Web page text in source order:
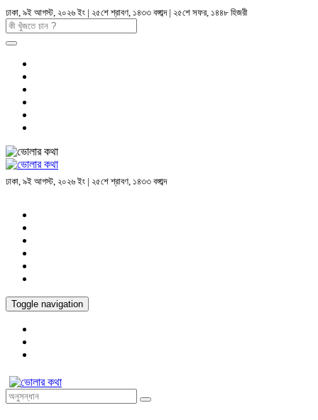
ঢাকা, ৯ই আগস্ট, ২০২৬ ইং | ২৫শে শ্রাবণ, ১৪৩৩ বঙ্গাব্দ | ২৫শে সফর, ১৪৪৮ হিজরী
ঢাকা, ৯ই আগস্ট, ২০২৬ ইং | ২৫শে শ্রাবণ, ১৪৩৩ বঙ্গাব্দ
Toggle navigation